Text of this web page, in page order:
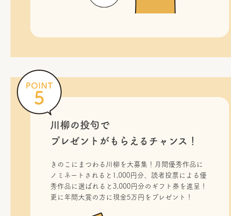
川柳の投句で
プレゼントがもらえるチャンス！
きのこにまつわる川柳を大募集！月間優秀作品に
ノミネートされると1,000円分、読者投票による優
秀作品に選ばれると3,000円分のギフト券を進呈！
更に年間大賞の方に現金5万円をプレゼント！